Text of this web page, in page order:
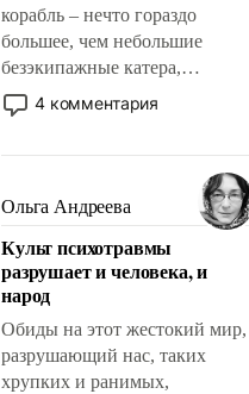
корабль – нечто гораздо
большее, чем небольшие
безэкипажные катера,
применение которых уже
стало обыденностью. Задача по
сложна и амбициозна. Однако
и ее реализация радикально
поднимет наши боевые
возможности.
4 комментария
Ольга Андреева
Культ психотравмы
разрушает и человека, и
народ
Обиды на этот жестокий мир,
разрушающий нас, таких
хрупких и ранимых,